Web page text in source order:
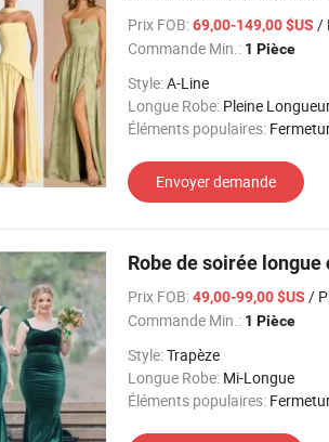
Prix FOB:69,00-149,00 $US /
Commande Min.: 1 Pièce
Style:A-Line
Longue Robe: Pleine
Éléments populaires:
Envoyer demande
Robe de soirée
Prix FOB:49,00-99,00 $US /
Commande Min.: 1 Pièce
Style:Trapèze
Longue Robe: Mi-Longue
Éléments populaires: